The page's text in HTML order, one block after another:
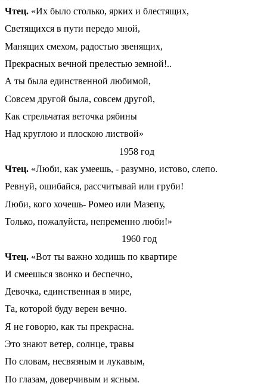
Чтец. «Их было столько, ярких и блестящих,
Светящихся в пути передо мной,
Манящих смехом, радостью звенящих,
Прекрасных вечной прелестью земной!..
А ты была единственной любимой,
Совсем другой была, совсем другой,
Как стрельчатая веточка рябины
Над круглою и плоскою листвой»
1958 год
Чтец. «Люби, как умеешь, - разумно, истово, слепо.
Ревнуй, ошибайся, рассчитывай или груби!
Люби, кого хочешь- Ромео или Мазепу,
Только, пожалуйста, непременно люби!»
1960 год
Чтец. «Вот ты важно ходишь по квартире
И смеешься звонко и беспечно,
Девочка, единственная в мире,
Та, которой буду верен вечно.
Я не говорю, как ты прекрасна.
Это знают ветер, солнце, травы
По словам, несвязным и лукавым,
По глазам, доверчивым и ясным.